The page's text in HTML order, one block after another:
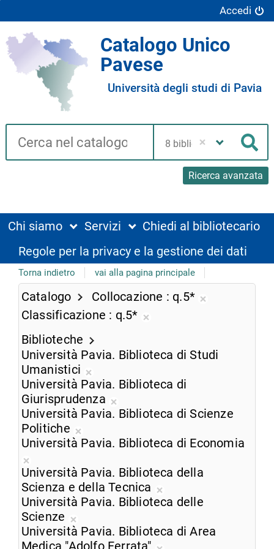
Accedi
Catalogo Unico
Pavese
Università degli studi di Pavia
Cerca su "Catalogo"
Ricerca avanzata
biblioteca
Chi siamo Servizi
Chiedi al bibliotecario
Regole per la privacy e la gestione dei dati
Torna indietro vai alla pagina principale
Catalogo Collocazione
q.5*
corrente
Classificazione
q.5*
ricerca
Biblioteche
Università Pavia. Biblioteca di Studi
Umanistici
Rimuovi
dalla
ricerca
Università Pavia. Biblioteca di
Giurisprudenza
Rimuovi
ricerca
Università Pavia. Biblioteca di Scienze
Politiche
Rimuovi
ricerca
corrente
Università Pavia. Biblioteca di Economia
Rimuovi
dalla
ricerca
corrente
Università Pavia. Biblioteca della
Scienza e della Tecnica
Rimuovi
ricerca
corrente
Università Pavia. Biblioteca delle
Scienze
Rimuovi
dalla
Università Pavia. Biblioteca di Area